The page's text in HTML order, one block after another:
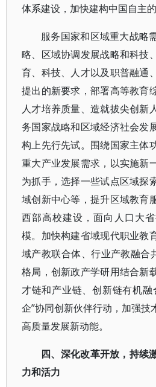
体系建设，加快建构中国自主的
服务国家和区域重大战略
略、区域协调发展战略和科技
育、科技、人才以及职普融通
提出的新要求，部署高等教育
人才培养质量、造就拔尖创新
务国家战略和区域经济社会发
构上先行先试。围绕国家主体
重大产业发展需求，以实施新
为抓手，选择一些试点区域探
域创新中心等，提升区域教育
西部高校建设，面向人口大
模。加快构建省域现代职业教
域产教联合体、行业产教融合
格局，创新政产学研用结合新
才链和产业链、创新链有机融
企”协同创新伙伴行动，加强技
高质量发展新动能。
四、深化改革开放，持续
力和活力